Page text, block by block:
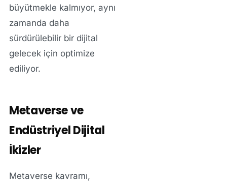
büyütmekle kalmıyor, aynı
zamanda daha
sürdürülebilir bir dijital
gelecek için optimize
ediliyor.
Metaverse ve
Endüstriyel Dijital
İkizler
Metaverse kavramı,